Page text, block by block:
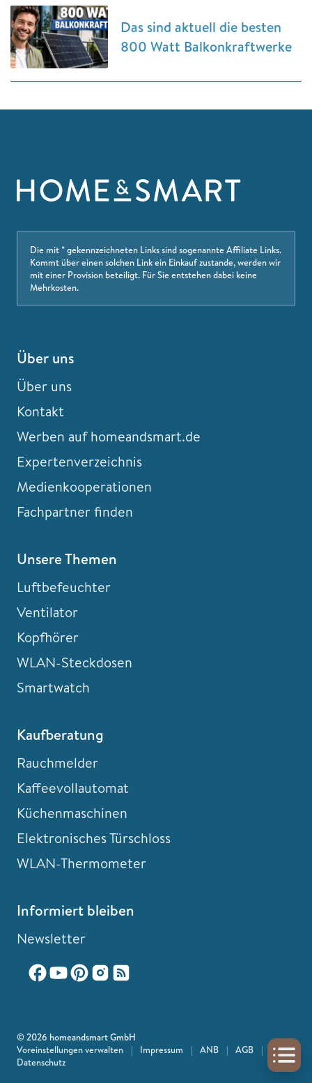
Das sind aktuell die besten
800 Watt Balkonkraftwerke
Die mit * gekennzeichneten Links sind sogenannte Affiliate Links.
Kommt über einen solchen Link ein Einkauf zustande, werden wir
mit einer Provision beteiligt. Für Sie entstehen dabei keine
Mehrkosten.
Über uns
Über uns
Kontakt
Werben auf homeandsmart.de
Expertenverzeichnis
Medienkooperationen
Fachpartner finden
Unsere Themen
Luftbefeuchter
Ventilator
Kopfhörer
WLAN-Steckdosen
Smartwatch
Kaufberatung
Rauchmelder
Kaffeevollautomat
Küchenmaschinen
Elektronisches Türschloss
WLAN-Thermometer
Informiert bleiben
Newsletter
© 2026 homeandsmart GmbH
Voreinstellungen verwalten
| Impressum | ANB | AGB
|
Datenschutz